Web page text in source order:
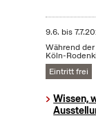
9.6. bis
Während
Köln-
Eintritt frei
Wissen,